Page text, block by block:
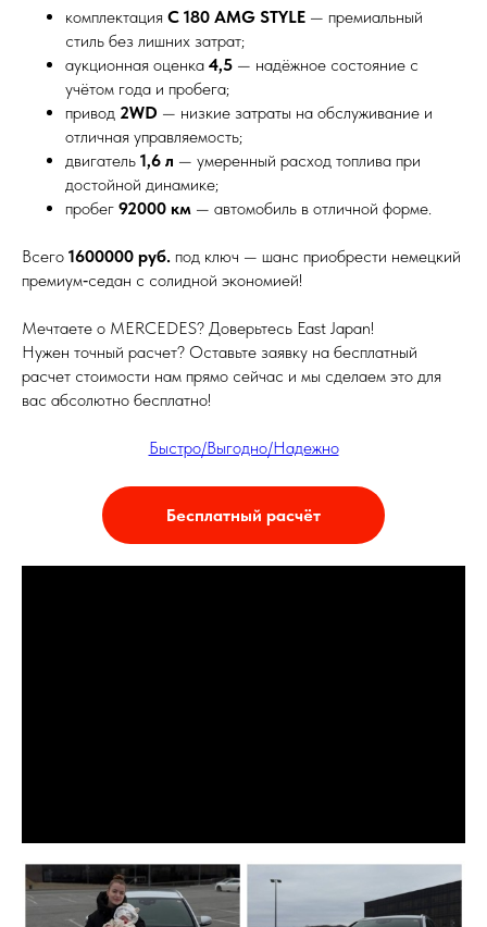
комплектация C 180 AMG STYLE — премиальный
стиль без лишних затрат;
аукционная оценка 4,5 — надёжное состояние с
учётом года и пробега;
привод 2WD — низкие затраты на обслуживание и
отличная управляемость;
двигатель 1,6 л — умеренный расход топлива при
достойной динамике;
пробег 92000 км — автомобиль в отличной форме.
Всего 1600000 руб. под ключ — шанс приобрести немецкий
премиум‑седан с солидной экономией!
Мечтаете о MERCEDES? Доверьтесь East Japan!
Нужен точный расчет? Оставьте заявку на бесплатный
расчет стоимости нам прямо сейчас и мы сделаем это для
вас абсолютно бесплатно!
Быстро/Выгодно/Надежно
Бесплатный расчёт